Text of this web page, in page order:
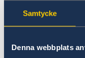
Samtycke
Denna webbplats
Pass är
till samtliga
Nationellt